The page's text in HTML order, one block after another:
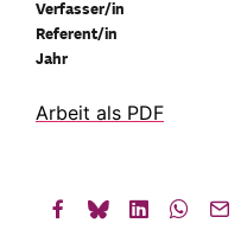
Verfasser/in
Referent/in
Jahr
Arbeit als PDF